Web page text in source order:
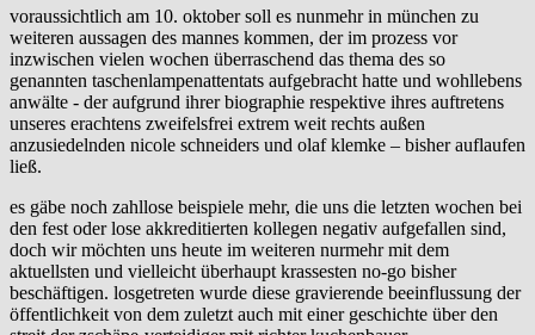
voraussichtlich am 10. oktober soll es nunmehr in münchen zu
weiteren aussagen des mannes kommen, der im prozess vor
inzwischen vielen wochen überraschend das thema des so
genannten taschenlampenattentats aufgebracht hatte und wohllebens
anwälte - der aufgrund ihrer biographie respektive ihres auftretens
unseres erachtens zweifelsfrei extrem weit rechts außen
anzusiedelnden nicole schneiders und olaf klemke – bisher auflaufen
ließ.
es gäbe noch zahllose beispiele mehr, die uns die letzten wochen bei
den fest oder lose akkreditierten kollegen negativ aufgefallen sind,
doch wir möchten uns heute im weiteren nurmehr mit dem
aktuellsten und vielleicht überhaupt krassesten no-go bisher
beschäftigen. losgetreten wurde diese gravierende beeinflussung der
öffentlichkeit von dem zuletzt auch mit einer geschichte über den